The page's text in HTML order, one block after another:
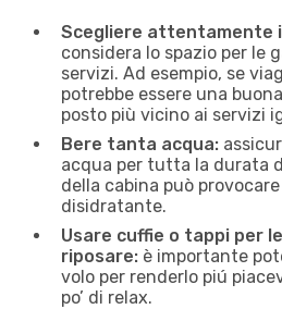
Scegliere attentamente
considera lo spazio per le
servizi. Ad esempio, se
potrebbe essere una
posto più vicino ai servizi
Bere tanta acqua:
acqua per tutta la durata
della cabina può
disidratante.
Usare cuffie o tappi per
riposare: è importante
volo per renderlo piú
po’ di relax.